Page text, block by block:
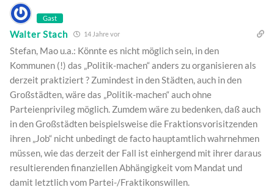
Gast
Walter Stach 14 Jahre vor
Stefan, Mao u.a.: Könnte es nicht möglich sein, in den
Kommunen (!) das „Politik-machen“ anders zu organisieren als
derzeit praktiziert ? Zumindest in den Städten, auch in den
Großstädten, wäre das „Politik-machen“ auch ohne
Parteienprivileg möglich. Zumdem wäre zu bedenken, daß auch
in den Großstädten beispielsweise die Fraktionsvorisitzenden
ihren „Job“ nicht unbedingt de facto hauptamtlich wahrnehmen
müssen, wie das derzeit der Fall ist einhergend mit ihrer daraus
resultierenden finanziellen Abhängigkeit vom Mandat und
damit letztlich vom Partei-/Fraktikonswillen.